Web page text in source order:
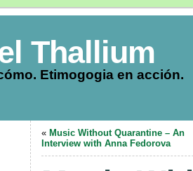
Thallium
Etimogogia en acción.
« Music Without Quarantine – An
Interview with Anna Fedorova